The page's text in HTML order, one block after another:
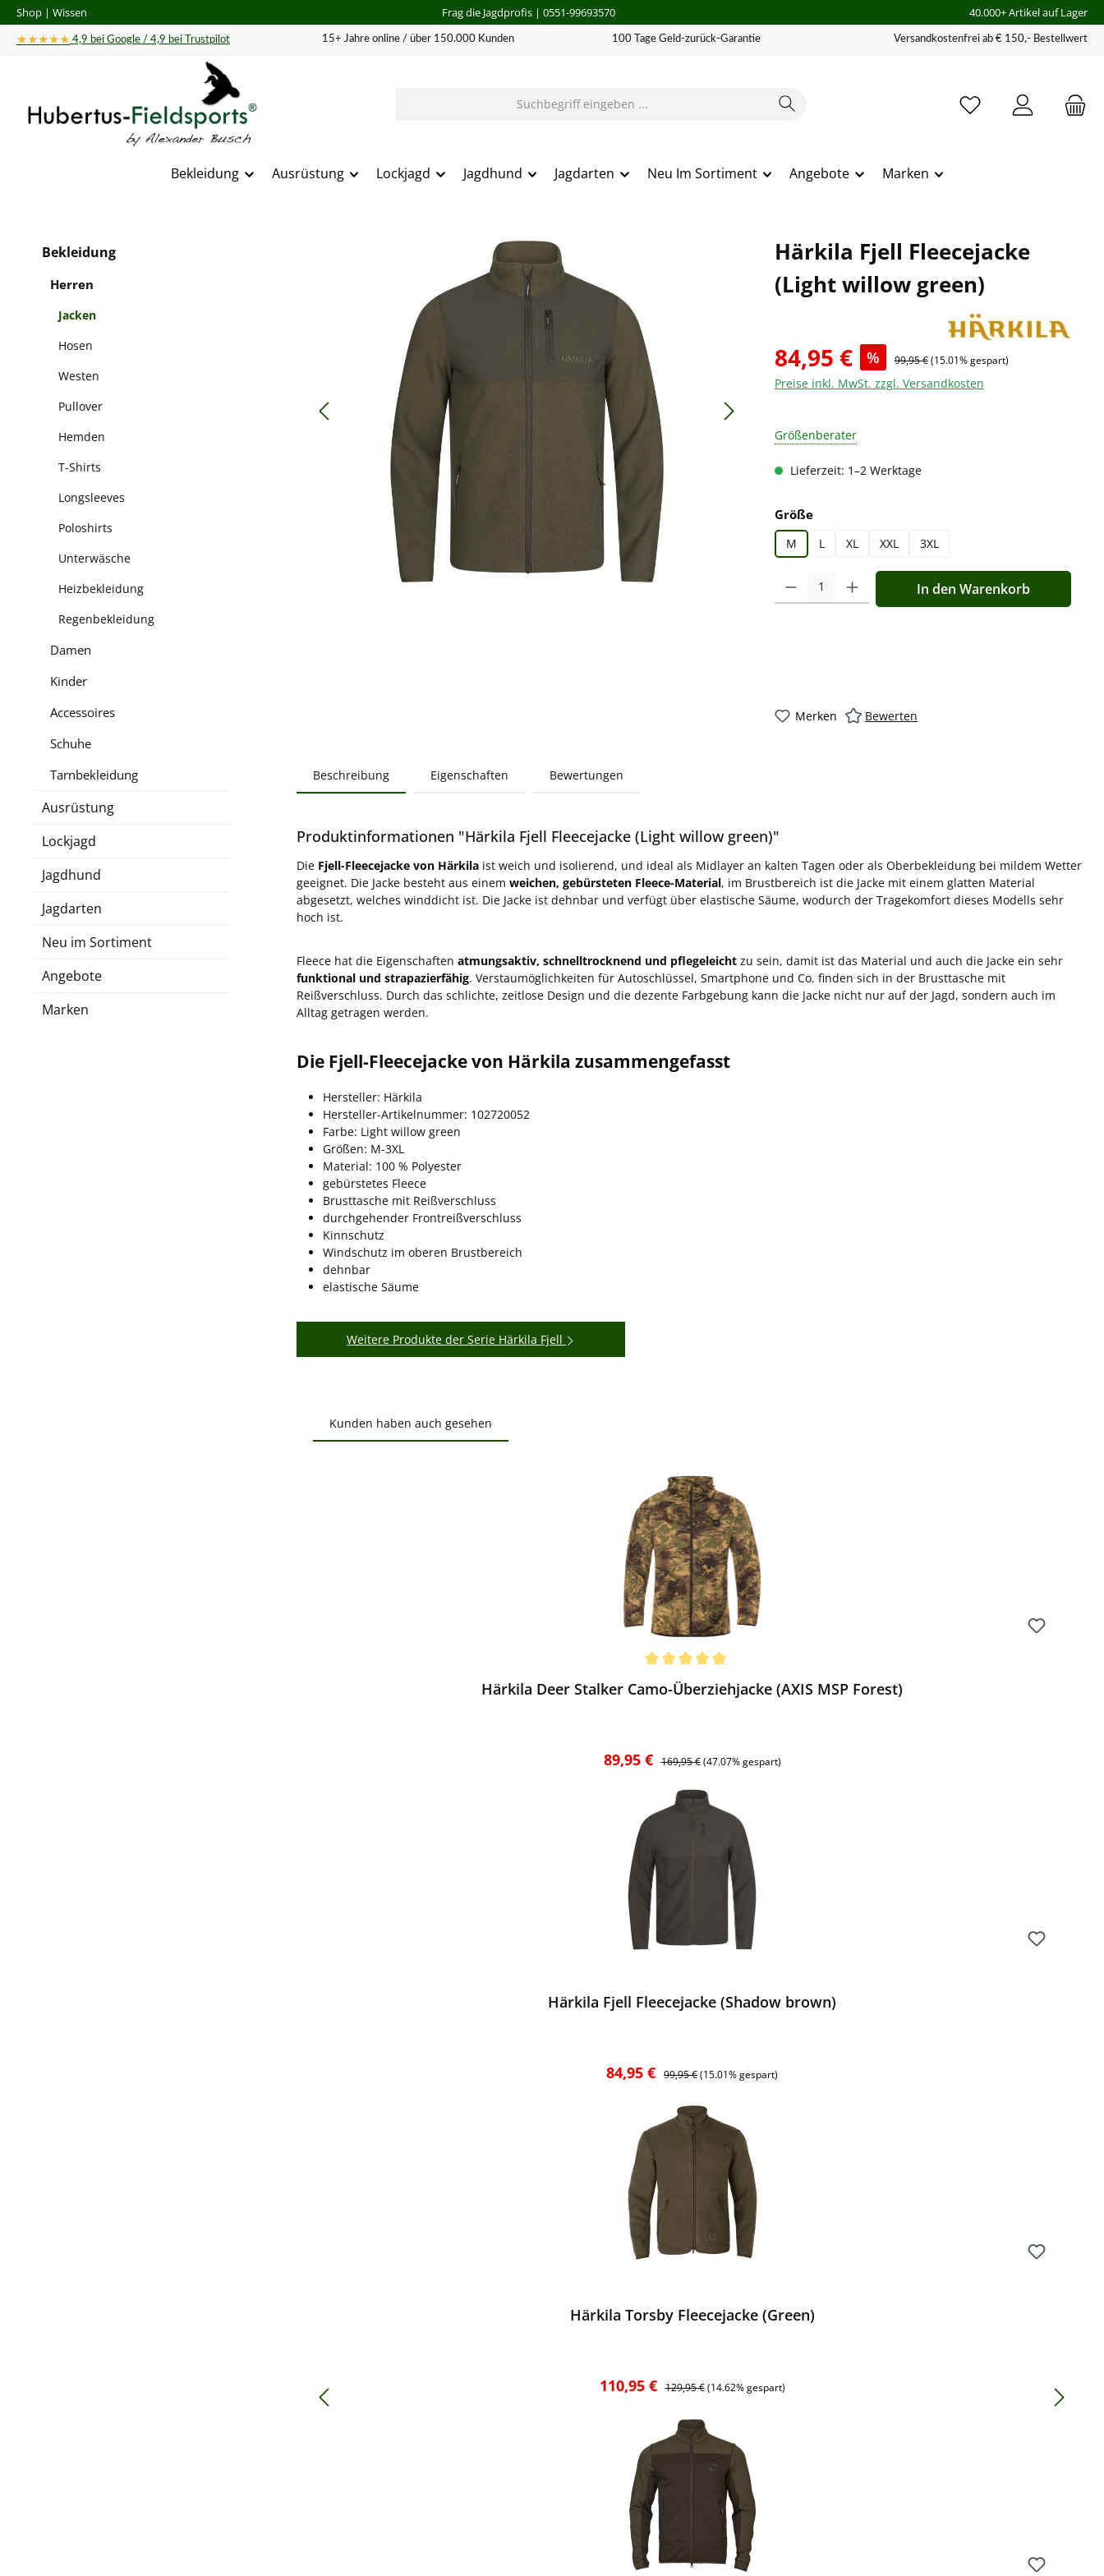
Hauptinhalt springen
Zur Suche springen
Zur Hauptnavigation springen
Shop | Wissen Frag die Jagdprofis| 0551-99693570 40.000+ Artikel auf Lager
★★★★★ 4,9 bei Google / 4,9 bei Trustpilot 15+ Jahre online / über 150.000 Kunden 100 Tage Geld-zurück-Garantie Versandkostenfrei ab € 150,- Bestellwert
Bekleidung Ausrüstung Lockjagd Jagdhund Jagdarten Neu Im Sortiment Angebote Marken
Bekleidung
Herren
Jacken
Hosen
Westen
Pullover
Hemden
T-Shirts
Longsleeves
Poloshirts
Unterwäsche
Heizbekleidung
Regenbekleidung
Damen
Kinder
Accessoires
Schuhe
Tarnbekleidung
Ausrüstung
Lockjagd
Jagdhund
Jagdarten
Neu im Sortiment
Angebote
Marken
Härkila Fjell Fleecejacke
(Light willow green)
84,95 € % 99,95 €(15.01% gespart)
Preise inkl. MwSt. zzgl. Versandkosten
Größenberater
Lieferzeit: 1–2 Werktage
Größeauswählen
M L XL XXL 3XL
Produkt Anzahl: Gib den gewünschten Wert ein oder
In den Warenkorb
Merken Bewerten
Beschreibung Eigenschaften Bewertungen
Produktinformationen "Härkila Fjell Fleecejacke (Light willow green)"
Die Fjell-Fleecejacke von Härkila ist weich und isolierend, und ideal als Midlayer an kalten Tagen oder als Oberbekleidung bei mildem Wetter
geeignet. Die Jacke besteht aus einem weichen, gebürsteten Fleece-Material, im Brustbereich ist die Jacke mit einem glatten Material
abgesetzt, welches winddicht ist. Die Jacke ist dehnbar und verfügt über elastische Säume, wodurch der Tragekomfort dieses Modells sehr
hoch ist.
Fleece hat die Eigenschaften atmungsaktiv, schnelltrocknend und pflegeleicht zu sein, damit ist das Material und auch die Jacke ein sehr
funktional und strapazierfähig. Verstaumöglichkeiten für Autoschlüssel, Smartphone und Co. finden sich in der Brusttasche mit
Reißverschluss. Durch das schlichte, zeitlose Design und die dezente Farbgebung kann die Jacke nicht nur auf der Jagd, sondern auch im
Alltag getragen werden.
Die Fjell-Fleecejacke von Härkila zusammengefasst
Hersteller: Härkila
Hersteller-Artikelnummer: 102720052
Farbe: Light willow green
Größen: M-3XL
Material: 100 % Polyester
gebürstetes Fleece
Brusttasche mit Reißverschluss
durchgehender Frontreißverschluss
Kinnschutz
Windschutz im oberen Brustbereich
dehnbar
elastische Säume
Weitere Produkte der Serie Härkila Fjell
Kunden haben auch gesehen
Härkila Deer Stalker Camo-Überziehjacke (AXIS MSP Forest)
Verkaufspreis:
89,95 € Regulärer Preis:
169,95 € (47.07% gespart)
Härkila Fjell Fleecejacke (Shadow brown)
Verkaufspreis:
84,95 € Regulärer Preis:
99,95 €(15.01% gespart)
Härkila Torsby Fleecejacke (Green)
Verkaufspreis:
110,95 € Regulärer Preis:
129,95 € (14.62% gespart)